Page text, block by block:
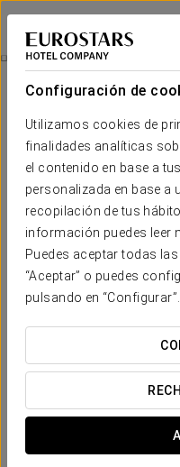
Configuración de
Utilizamos cookies de
finalidades analíticas
el contenido en base a
personalizada en base a
recopilación de tus
información puedes leer
Puedes aceptar todas
“Aceptar” o puedes
pulsando en “Configurar”.
Eurostars Book Hotel
MÚNICH
Habitaciones
El confort y
El Eurostars Book Hotel
ellas amplias y
de última generación. El
largas estancias, viajes
pequeñas